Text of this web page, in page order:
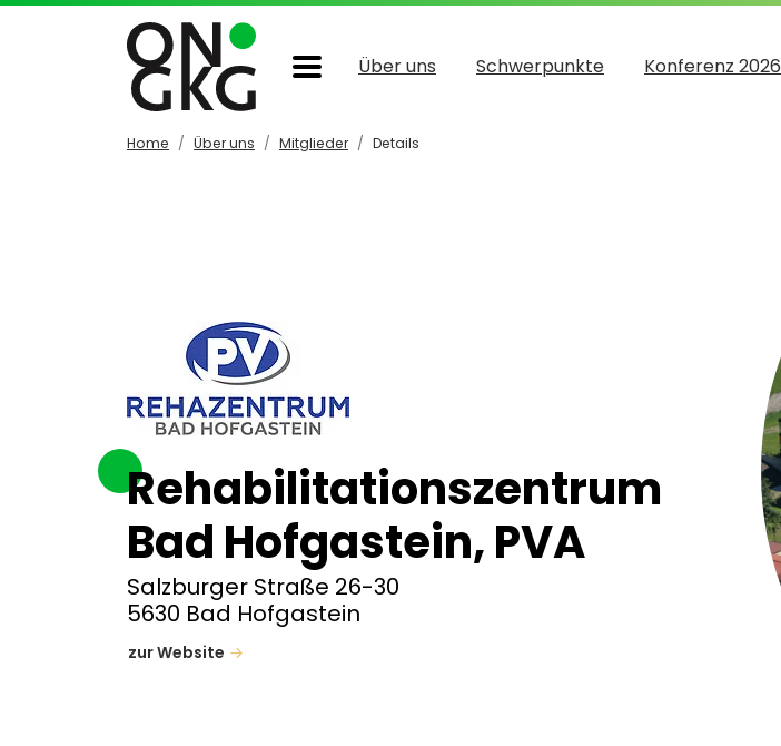
Über uns Schwerpunkte Konferenz 2026
Home Über uns Mitglieder Details
Rehabilitationszentrum
Bad Hofgastein, PVA
Salzburger Straße 26-30
5630 Bad Hofgastein
zur Website